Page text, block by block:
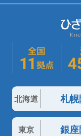
北海道 札幌
東京 銀座